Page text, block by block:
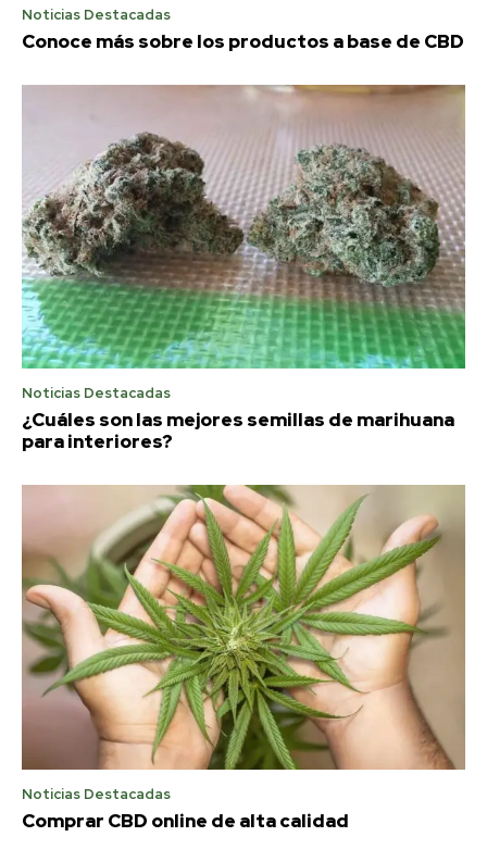
Noticias Destacadas
Conoce más sobre los productos a base de CBD
Noticias Destacadas
¿Cuáles son las mejores semillas de marihuana
para interiores?
Noticias Destacadas
Comprar CBD online de alta calidad